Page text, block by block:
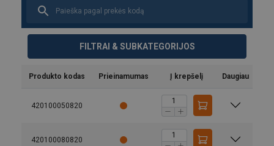
FILTRAI & SUBKATEGORIJOS
Produkto kodas Prieinamumas Į krepšelį Daugiau
420100050820
420100080820